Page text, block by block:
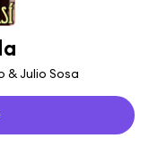
& Julio Sosa